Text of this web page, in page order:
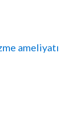
ameliyatı